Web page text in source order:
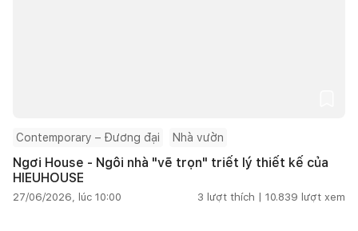
Contemporary – Đương đại Nhà vườn
Ngơi House - Ngôi nhà "vẽ trọn" triết lý thiết kế của
HIEUHOUSE
27/06/2026, lúc 10:00 3 lượt thích | 10.839 lượt xem